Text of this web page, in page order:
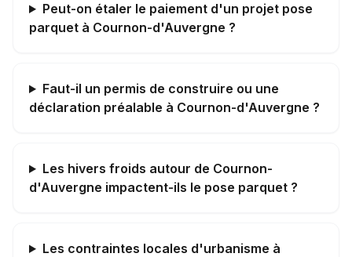
Peut-on étaler le paiement d'un projet pose
parquet à Cournon-d'Auvergne ?
Faut-il un permis de construire ou une
déclaration préalable à Cournon-d'Auvergne ?
Les hivers froids autour de Cournon-
d'Auvergne impactent-ils le pose parquet ?
Les contraintes locales d'urbanisme à